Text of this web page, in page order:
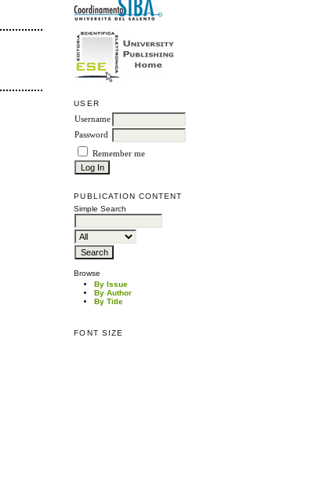
USER
Username
Password
Remember me
PUBLICATION CONTENT
Simple Search
Browse
By Issue
By Author
By Title
FONT SIZE